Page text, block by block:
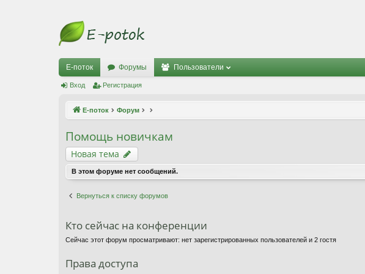
Е-поток Форумы Пользователи
Вход Регистрация
Е-поток Форум
Помощь новичкам
Новая тема
В этом форуме нет сообщений.
Вернуться к списку форумов
Кто сейчас на конференции
Сейчас этот форум просматривают: нет зарегистрированных пользователей и 2 гостя
Права доступа